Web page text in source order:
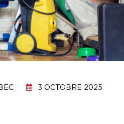
3 OCTOBRE 2025